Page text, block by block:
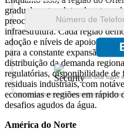
Garantimos total sigilo
gradualmente adotando a
preocupações com escassez de
infraestrutura. Cada região
adoção e níveis de apoio ao
para a constante expansão do
distribuição da demanda
regulatórias, disponibilidade de
residuais industriais, com
economias e regiões em rápido
desafios agudos da água.
América do Norte